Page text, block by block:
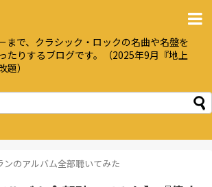
まで、クラシック・ロックの名曲や名盤を
たりするブログです。（2025年9月『地上
）
ンのアルバム全部聴いてみた